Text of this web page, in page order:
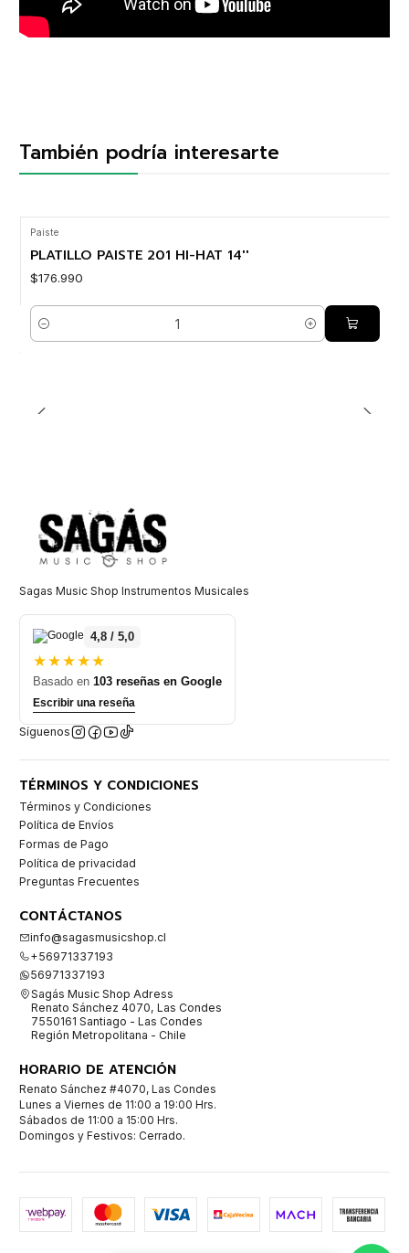
También podría interesarte
Paiste
PLATILLO PAISTE 201 HI-HAT 14''
$176.990
Cantidad
Sagas Music Shop Instrumentos Musicales
4,8 / 5,0
★★★★★
Basado en 103 reseñas en Google
Escribir una reseña
Síguenos
TÉRMINOS Y CONDICIONES
Términos y Condiciones
Política de Envíos
Formas de Pago
Política de privacidad
Preguntas Frecuentes
CONTÁCTANOS
info@sagasmusicshop.cl
+56971337193
56971337193
Sagás Music Shop Adress
Renato Sánchez 4070, Las Condes
7550161 Santiago - Las Condes
Región Metropolitana - Chile
HORARIO DE ATENCIÓN
Renato Sánchez #4070, Las Condes
Lunes a Viernes de 11:00 a 19:00 Hrs.
Sábados de 11:00 a 15:00 Hrs.
Domingos y Festivos: Cerrado.